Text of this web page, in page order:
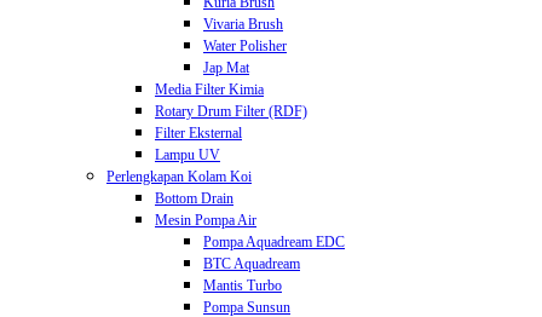
Vivaria Brush
Water Polisher
Jap Mat
Media Filter Kimia
Rotary Drum Filter (RDF)
Filter Eksternal
Lampu UV
Perlengkapan Kolam Koi
Bottom Drain
Mesin Pompa Air
Pompa Aquadream EDC
BTC Aquadream
Mantis Turbo
Pompa Sunsun